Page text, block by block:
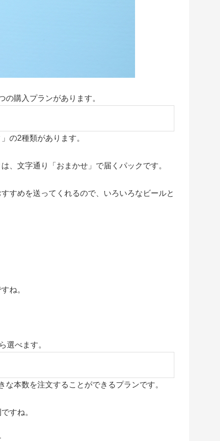
購入プランがあります。
の2種類があります。
、文字通り「おまかせ」で届くパックです。
すめを送ってくれるので、いろいろなビールと
ね。
選べます。
本数を注文することができるプランです。
すね。